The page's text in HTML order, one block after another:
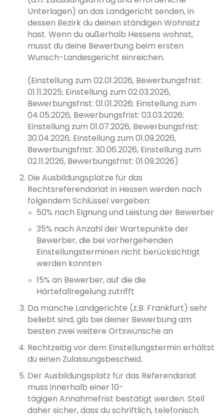
Unterlagen) an das Landgericht senden, in
dessen Bezirk du deinen ständigen Wohnsitz
hast. Wenn du außerhalb Hessens wohnst,
musst du deine Bewerbung beim ersten
Wunsch-Landesgericht einreichen.
(Einstellung zum 02.01.2026, Bewerbungsfrist:
01.11.2025; Einstellung zum 02.03.2026,
Bewerbungsfrist: 01.01.2026; Einstellung zum
04.05.2026, Bewerbungsfrist: 03.03.2026;
Einstellung zum 01.07.2026, Bewerbungsfrist:
30.04.2026, Einstellung zum 01.09.2026,
Bewerbungsfrist: 30.06.2026, Einstellung zum
02.11.2026, Bewerbungsfrist: 01.09.2026)
Die Ausbildungsplätze für das
Rechtsreferendariat in Hessen werden nach
folgendem Schlüssel vergeben:
50% nach Eignung und Leistung der Bewerber
35% nach Anzahl der Wartepunkte der
Bewerber, die bei vorhergehenden
Einstellungsterminen nicht berücksichtigt
werden konnten
15% an Bewerber, auf die die
Härtefallregelung zutrifft
Da manche Landgerichte (z.B. Frankfurt) sehr
beliebt sind, gib bei deiner Bewerbung am
besten zwei weitere Ortswünsche an
Rechtzeitig vor dem Einstellungstermin erhältst
du einen Zulassungsbescheid.
Der Ausbildungsplatz für das Referendariat
muss innerhalb einer 10-
tägigen Annahmefrist bestätigt werden. Stell
daher sicher, dass du schriftlich, telefonisch